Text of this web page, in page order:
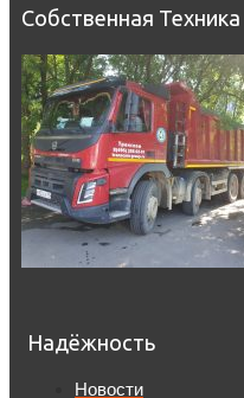
Собственная Техника
Надёжность
Новости